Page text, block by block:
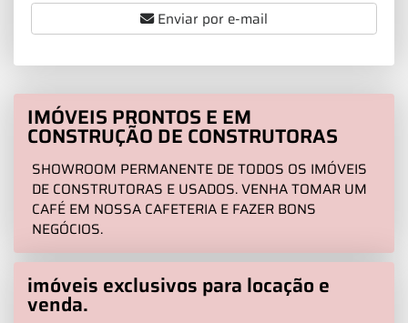
Enviar por e-mail
IMÓVEIS PRONTOS E EM
CONSTRUÇÃO DE CONSTRUTORAS
SHOWROOM PERMANENTE DE TODOS OS IMÓVEIS
DE CONSTRUTORAS E USADOS. VENHA TOMAR UM
CAFÉ EM NOSSA CAFETERIA E FAZER BONS
NEGÓCIOS.
imóveis exclusivos para locação e
venda.